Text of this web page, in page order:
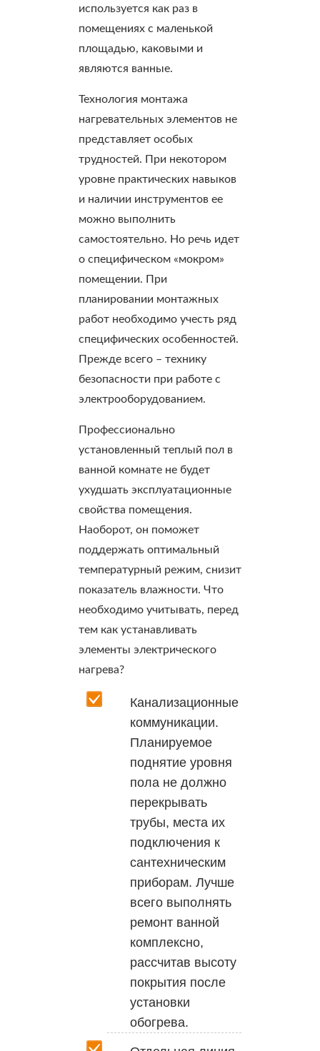
используется как раз в
помещениях с маленькой
площадью, каковыми и
являются ванные.
Технология монтажа
нагревательных элементов не
представляет особых
трудностей. При некотором
уровне практических навыков
и наличии инструментов ее
можно выполнить
самостоятельно. Но речь идет
о специфическом «мокром»
помещении. При
планировании монтажных
работ необходимо учесть ряд
специфических особенностей.
Прежде всего – технику
безопасности при работе с
электрооборудованием.
Профессионально
установленный теплый пол в
ванной комнате не будет
ухудшать эксплуатационные
свойства помещения.
Наоборот, он поможет
поддержать оптимальный
температурный режим, снизит
показатель влажности. Что
необходимо учитывать, перед
тем как устанавливать
элементы электрического
нагрева?
Канализационные
коммуникации.
Планируемое
поднятие уровня
пола не должно
перекрывать
трубы, места их
подключения к
сантехническим
приборам. Лучше
всего выполнять
ремонт ванной
комплексно,
рассчитав высоту
покрытия после
установки
обогрева.